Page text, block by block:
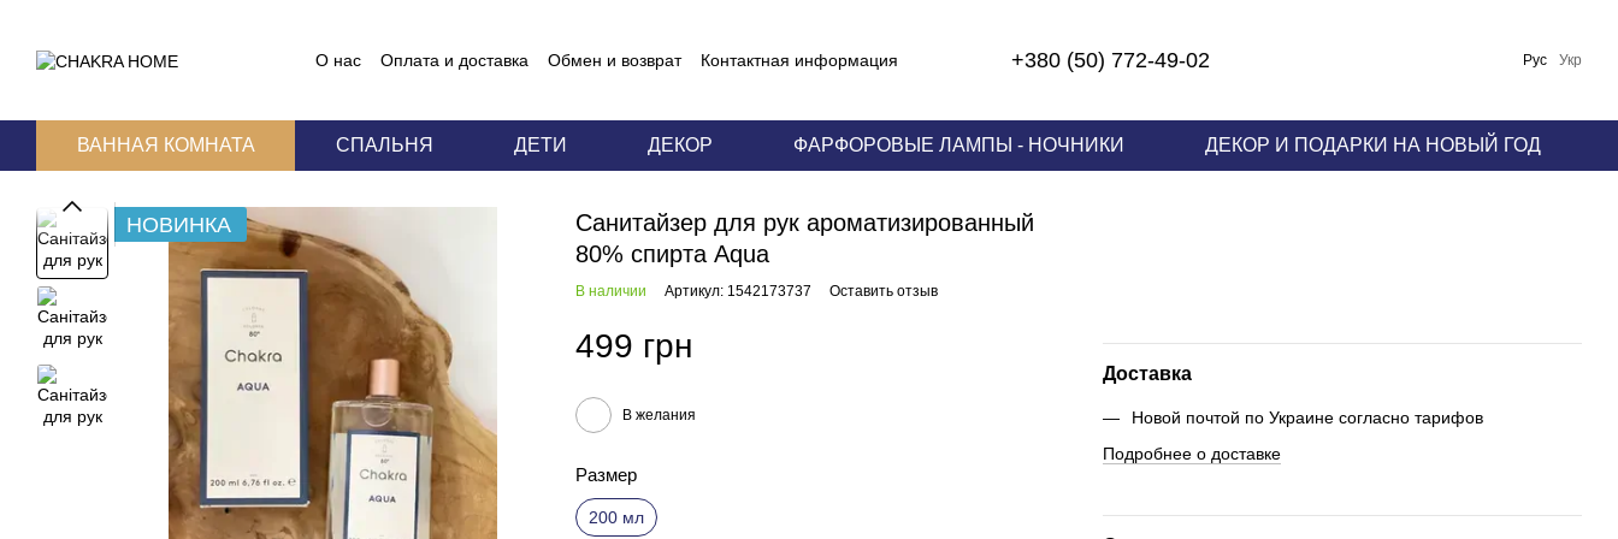
О нас Оплата и доставка Обмен и возврат
Контактная информация
+380 (50) 772-49-02 Укр
Рус
ВАННАЯ КОМНАТА СПАЛЬНЯ ДЕТИ ДЕКОР ФАРФОРОВЫЕ ЛАМПЫ - НОЧНИКИ ДЕКОР И ПОДАРКИ НА НОВЫЙ ГОД
НОВИНКА
Санитайзер для рук ароматизированный
80% спирта Aqua
В наличии Артикул: 1542173737 Оставить отзыв
499 грн
В желания
Размер
200 мл
Доставка
Новой почтой по Украине согласно тарифов
Подробнее о доставке